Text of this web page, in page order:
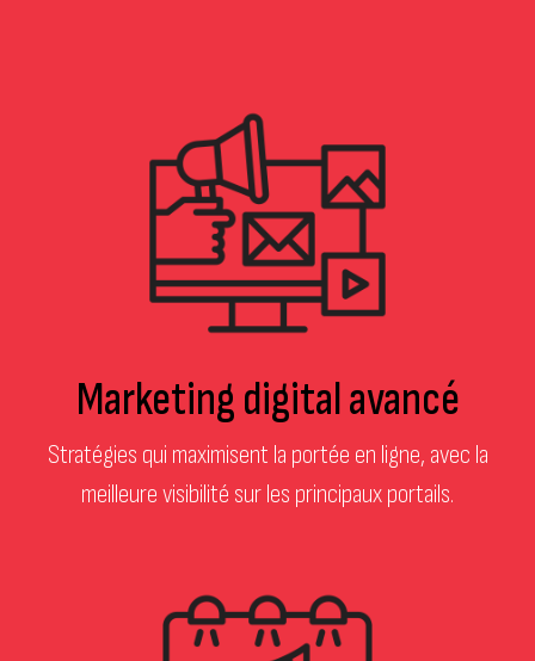
Marketing digital avancé
Stratégies qui maximisent la portée en ligne, avec la
meilleure visibilité sur les principaux portails.